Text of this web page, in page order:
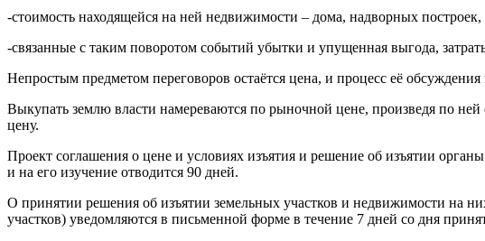
-стоимость находящейся на ней недвижимости – дома, надворных построек,
-связанные с таким поворотом событий убытки и упущенная выгода,
Непростым предметом переговоров остаётся цена, и процесс её обсуждения
Выкупать землю власти намереваются по рыночной цене, произведя по ней
цену.
Проект соглашения о цене и условиях изъятия и решение об изъятии
и на его изучение отводится 90 дней.
О принятии решения об изъятии земельных участков и недвижимости на
участков) уведомляются в письменной форме в течение 7 дней со дня